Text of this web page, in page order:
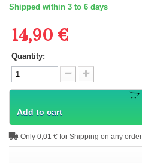
Shipped within 3 to 6 days
14,90 €
Quantity:
Add to cart
Only 0,01 € for Shipping on any